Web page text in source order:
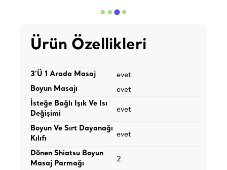
Ürün Özellikleri
3'Ü 1 Arada Masaj evet
Boyun Masajı evet
İsteğe Bağlı Işık Ve Isı
Değişimi
evet
Boyun Ve Sırt Dayanağı
Kılıfı
evet
Dönen Shiatsu Boyun
Masaj Parmağı
2